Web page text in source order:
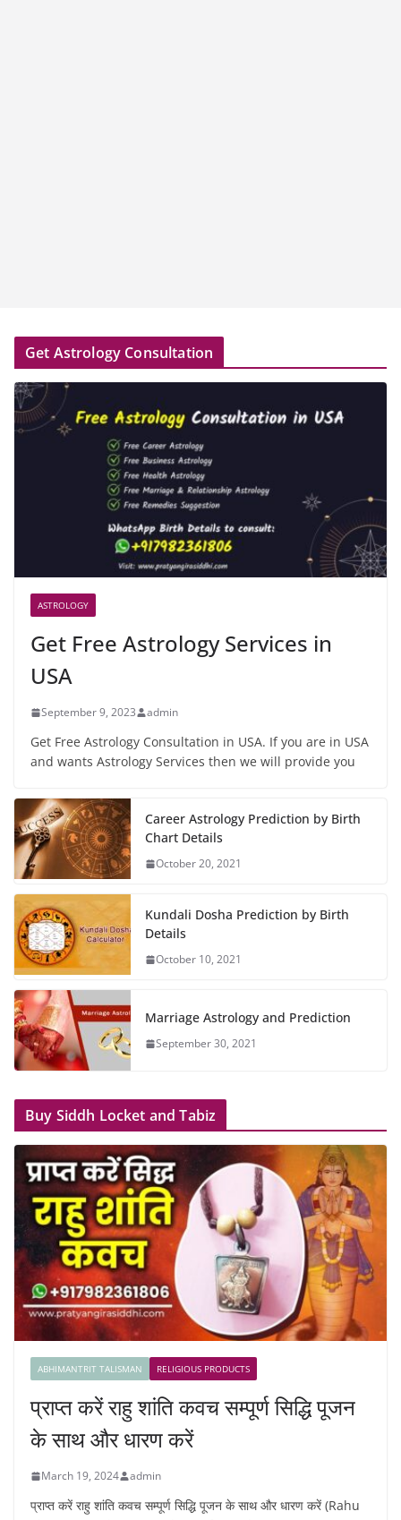
Get Astrology Consultation
ASTROLOGY
Get Free Astrology Services in
USA
September 9, 2023 admin
Get Free Astrology Consultation in USA. If you are in USA
and wants Astrology Services then we will provide you
Career Astrology Prediction by Birth
Chart Details
October 20, 2021
Kundali Dosha Prediction by Birth
Details
October 10, 2021
Marriage Astrology and Prediction
September 30, 2021
Buy Siddh Locket and Tabiz
ABHIMANTRIT TALISMAN RELIGIOUS PRODUCTS
प्राप्त करें राहु शांति कवच सम्पूर्ण सिद्धि पूजन
के साथ और धारण करें
March 19, 2024 admin
प्राप्त करें राहु शांति कवच सम्पूर्ण सिद्धि पूजन के साथ और धारण करें (Rahu